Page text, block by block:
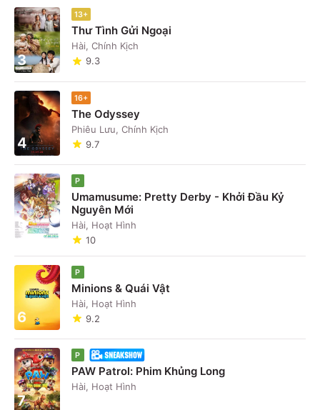
3
13+
Thư Tình Gửi Ngoại
Hài, Chính Kịch
9.3
4
16+
The Odyssey
Phiêu Lưu, Chính Kịch
9.7
5
P
Umamusume: Pretty Derby - Khởi Đầu Kỷ
Nguyên Mới
Hài, Hoạt Hình
10
6
P
Minions & Quái Vật
Hài, Hoạt Hình
9.2
7
P
PAW Patrol: Phim Khủng Long
Hài, Hoạt Hình